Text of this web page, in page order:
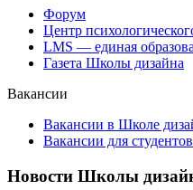
Форум
Центр
LMS — единая
Газета Школы дизайна
Вакансии
Вакансии в Школе
Вакансии для студентов
Новости Школы